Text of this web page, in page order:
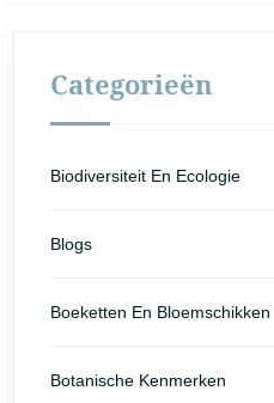
Categorieën
Biodiversiteit En Ecologie
Blogs
Boeketten En Bloemschikken
Botanische Kenmerken